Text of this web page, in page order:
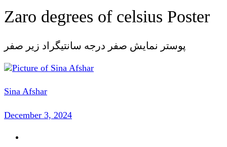
Zaro degrees of celsius Poster
پوستر نمایش صفر درجه سانتیگراد زیر صفر
Sina Afshar
December 3, 2024